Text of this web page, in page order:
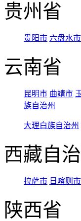
贵州省
贵阳市 六盘水市
云南省
昆明市 曲靖市
族自治州
大理白族自治州
西藏自
拉萨市 日喀则市
陕西省